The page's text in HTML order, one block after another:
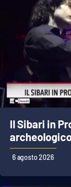
Società
Sport
RUBRICHE
Good
Parchi Marini
Leggendo
Imprese Di
Il Sibari in
6 agosto 2026